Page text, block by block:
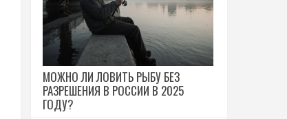
МОЖНО ЛИ ЛОВИТЬ РЫБУ БЕЗ
РАЗРЕШЕНИЯ В РОССИИ В 2025
ГОДУ?